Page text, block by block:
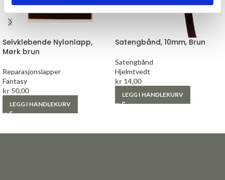
Selvklebende Nylonlapp,
Mørk brun
Reparasjonslapper
Fantasy
kr 50,00
LEGG I HANDLEKURV
Satengbånd, 10mm, Brun
Satengbånd
Hjelmtvedt
kr 14,00
LEGG I HANDLEKURV